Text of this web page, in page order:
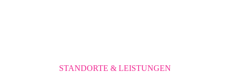
STANDORTE & LEISTUNGEN